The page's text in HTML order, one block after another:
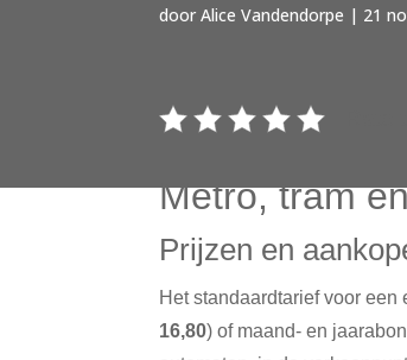
doorAlice Vandendorpe | 21
Metro, tram
Prijzen en
Het standaardtarief voor
16,80) of maand- en